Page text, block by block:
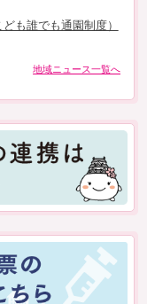
も誰でも通園制度）
地域ニュース一覧へ